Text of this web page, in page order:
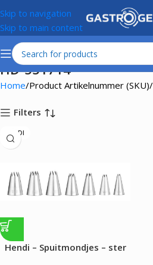
Skip to navigation
Skip to main content
HD-551714
Home Product Artikelnummer (SKU)
Filters
HENDI
Hendi – Spuitmondjes – ster